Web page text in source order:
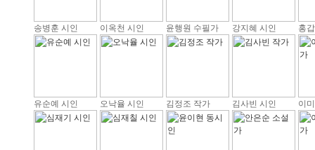
송병훈 시인 이옥천 시인 윤행원 수필가 강지혜 시인 홍
유순예 시인 오낙율 시인 김정조 작가 김사빈 시인 이